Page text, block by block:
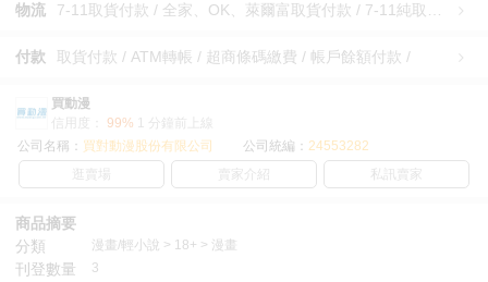
物流
付款 取貨付款 / ATM轉帳 / 超商條碼繳費 / 帳戶餘額付款 /
買動漫
信用度：
99% 1 分鐘前上線
公司名稱： 買對動漫股份有限公司 公司統編： 24553282
逛賣場
賣家介紹 私訊賣家
商品摘要
分類
漫畫/輕小說 > 18+ > 漫畫
刊登數量 3